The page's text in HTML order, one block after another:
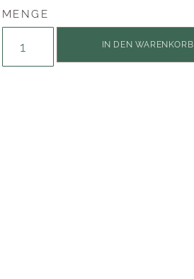
MENGE
IN DEN WARENKORB